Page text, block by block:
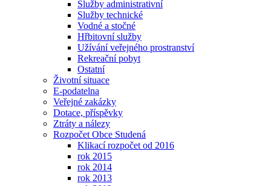
Služby administrativní
Služby technické
Vodné a stočné
Hřbitovní služby
Užívání veřejného prostranství
Rekreační pobyt
Ostatní
Životní situace
E-podatelna
Veřejné zakázky
Dotace, příspěvky
Ztráty a nálezy
Rozpočet Obce Studená
Klikací rozpočet od 2016
rok 2015
rok 2014
rok 2013